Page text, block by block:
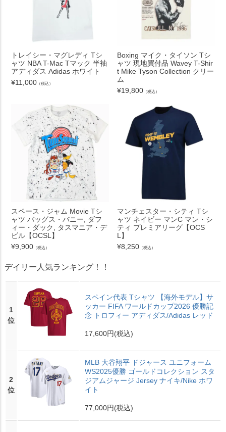
トレイシー・マグレディ Tシ
ャツ NBA T-Mac Tマック 半袖
アディダス Adidas ホワイト
¥11,000 （税込）
Boxing マイク・タイソン Tシ
ャツ 現地買付品 Wavey T-Shir
t Mike Tyson Collection クリー
ム
¥19,800 （税込）
スペース・ジャム Movie Tシ
ャツ バッグス・バニー, ダフ
ィー・ダック, タスマニア・デ
ビル【OCSL】
¥9,900 （税込）
マンチェスター・シティ Tシ
ャツ ネイビー マンC マン・シ
ティ プレミアリーグ【OCS
L】
¥8,250 （税込）
デイリー人気ランキング！！
1
位
スペイン代表 Tシャツ 【海外モデル】サ
ッカー FIFA ワールドカップ2026 優勝記
念 トロフィー アディダス/Adidas レッド
17,600円(税込)
2
位
MLB 大谷翔平 ドジャース ユニフォーム
WS2025優勝 ゴールドコレクション スタ
ジアムジャージ Jersey ナイキ/Nike ホワ
イト
77,000円(税込)